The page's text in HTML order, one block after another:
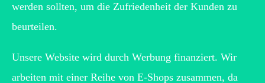
werden sollten, um die Zufriedenheit der Kunden zu
beurteilen.
Unsere Website wird durch Werbung finanziert. Wir
arbeiten mit einer Reihe von E-Shops zusammen, da